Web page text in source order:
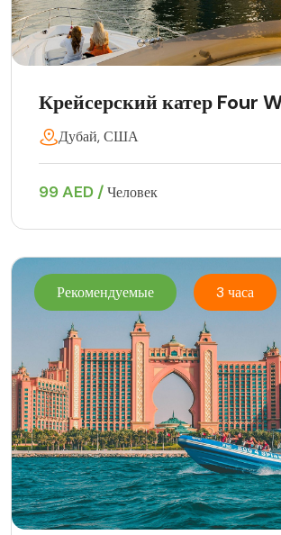
Крейсерский катер Four
Дубай, США
99 AED /Человек
Рекомендуемые 3 часа